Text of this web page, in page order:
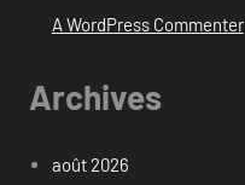
A WordPress Commenter
Archives
août 2026